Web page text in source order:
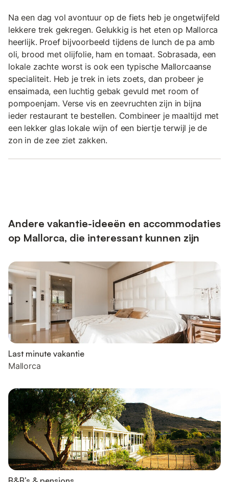
Na een dag vol avontuur op de fiets heb je ongetwijfeld
lekkere trek gekregen. Gelukkig is het eten op Mallorca
heerlijk. Proef bijvoorbeeld tijdens de lunch de pa amb
oli, brood met olijfolie, ham en tomaat. Sobrasada, een
lokale zachte worst is ook een typische Mallorcaanse
specialiteit. Heb je trek in iets zoets, dan probeer je
ensaimada, een luchtig gebak gevuld met room of
pompoenjam. Verse vis en zeevruchten zijn in bijna
ieder restaurant te bestellen. Combineer je maaltijd met
een lekker glas lokale wijn of een biertje terwijl je de
zon in de zee ziet zakken.
Andere vakantie-ideeën en accommodaties
op Mallorca, die interessant kunnen zijn
Last minute vakantie
Mallorca